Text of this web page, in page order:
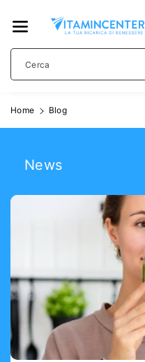
AI CONTE
Cerca
Home Blog
News